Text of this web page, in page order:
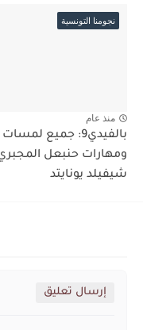
نجومنا التونسية
منذ عام
بالفيدي9: جميع لمسات
ومهارات حنبعل
شيفيلد يونايتد
إرسال تعليق